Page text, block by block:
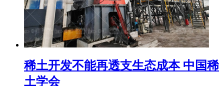
稀土开发不能再透支生态成本 中国稀
土学会